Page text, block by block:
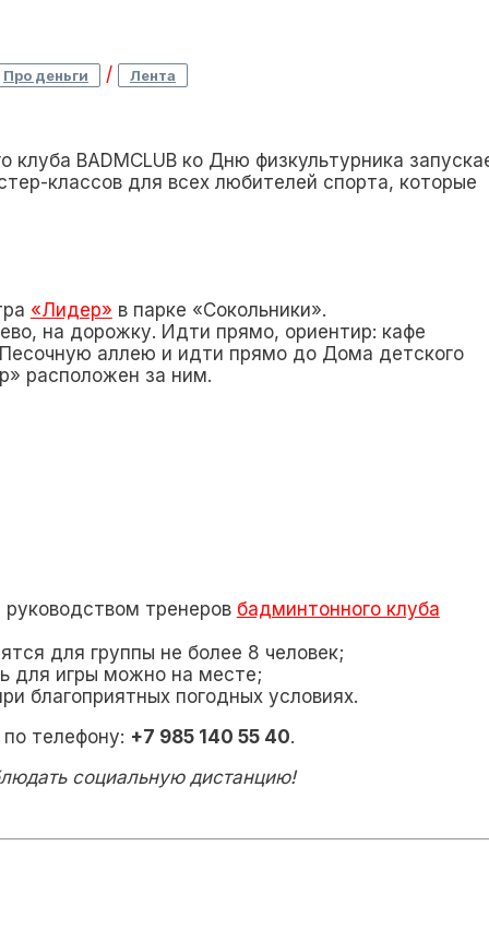
Про деньги / Лента
BADMCLUB ко Дню физкультурника
классов для всех любителей спорта, которые
«Лидер» в парке «Сокольники».
на дорожку. Идти прямо, ориентир: кафе
аллею и идти прямо до Дома детского
расположен за ним.
тренеров бадминтонного клуба
для группы не более 8 человек;
для игры можно на месте;
благоприятных погодных условиях.
телефону: +7 985 140 55 40.
социальную дистанцию!